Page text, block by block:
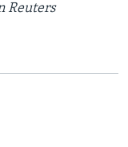
Reuters